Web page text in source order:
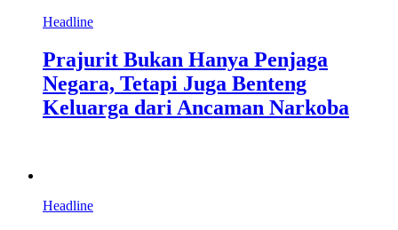
Headline
Prajurit Bukan Hanya Penjaga
Negara, Tetapi Juga Benteng
Keluarga dari Ancaman Narkoba
Headline